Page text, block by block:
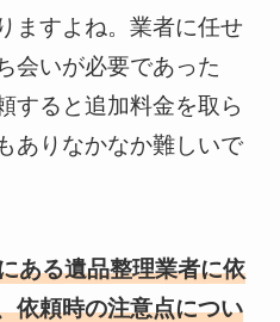
ますよね。業者に任せ
会いが必要であった
すると追加料金を取ら
ありなかなか難しいで
ある遺品整理業者に依
依頼時の注意点につい